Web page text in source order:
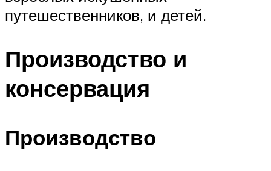
путешественников, и детей.
Производство и
консервация
Производство